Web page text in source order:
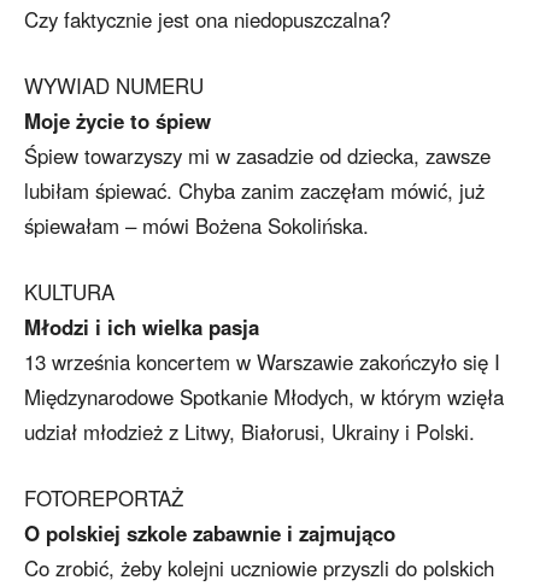
Czy faktycznie jest ona niedopuszczalna?
WYWIAD NUMERU
Moje życie to śpiew
Śpiew towarzyszy mi w zasadzie od dziecka, zawsze
lubiłam śpiewać. Chyba zanim zaczęłam mówić, już
śpiewałam – mówi Bożena Sokolińska.
KULTURA
Młodzi i ich wielka pasja
13 września koncertem w Warszawie zakończyło się I
Międzynarodowe Spotkanie Młodych, w którym wzięła
udział młodzież z Litwy, Białorusi, Ukrainy i Polski.
FOTOREPORTAŻ
O polskiej szkole zabawnie i zajmująco
Co zrobić, żeby kolejni uczniowie przyszli do polskich